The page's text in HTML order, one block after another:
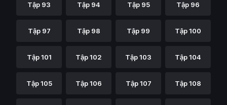
Tập 93 Tập 94 Tập 95 Tập 96
Tập 97 Tập 98 Tập 99 Tập 100
Tập 101 Tập 102 Tập 103 Tập 104
Tập 105 Tập 106 Tập 107 Tập 108